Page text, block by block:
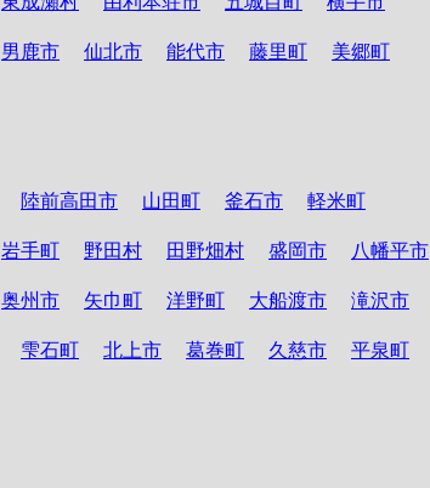
男鹿市 仙北市 能代市 藤里町 美郷町
陸前高田市 山田町 釜石市 軽米町
岩手町 野田村 田野畑村 盛岡市 八幡平市
奥州市 矢巾町 洋野町 大船渡市 滝沢市
雫石町 北上市 葛巻町 久慈市 平泉町